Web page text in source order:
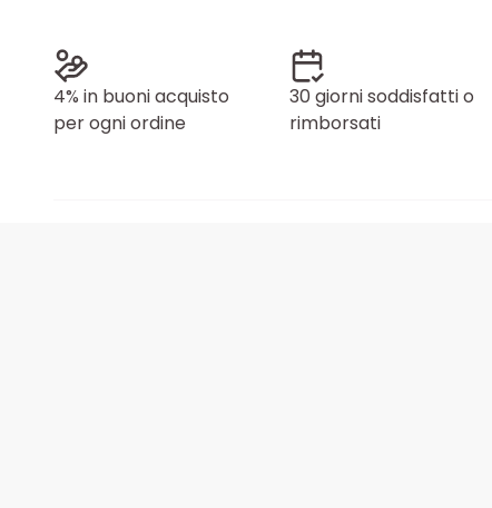
4% in buoni acquisto
per ogni ordine
30 giorni soddisfatti o
rimborsati